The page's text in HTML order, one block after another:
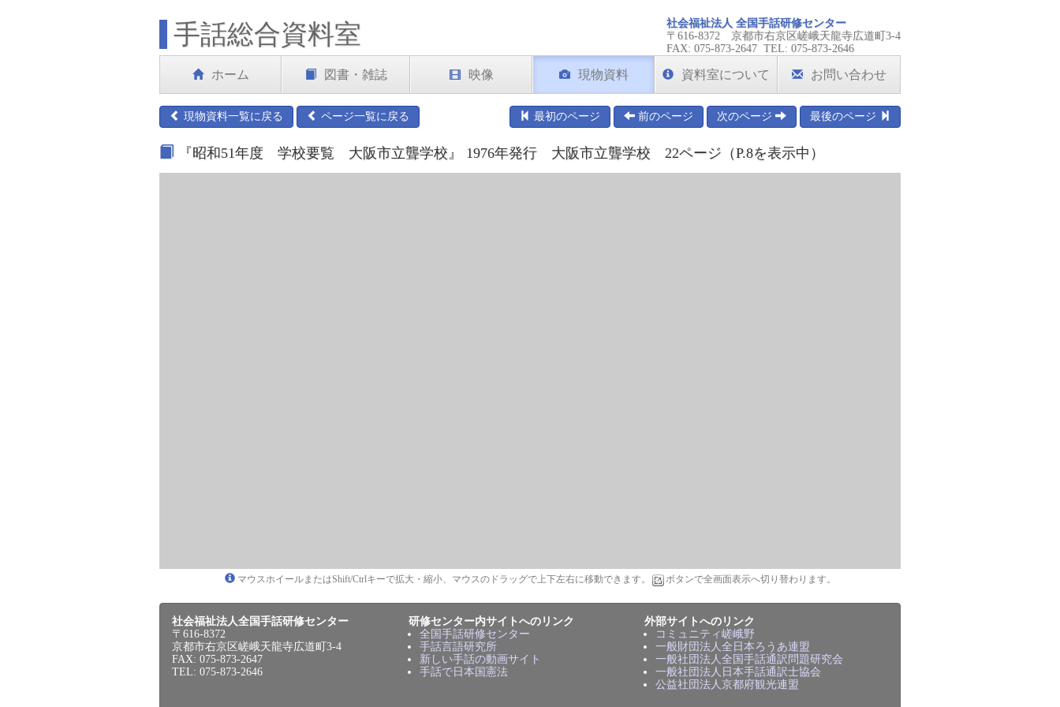
社会福祉法人 全国手話研修センター
〒616-8372 京都市右京区嵯峨天龍寺広道町3-4
FAX: 075-873-2647 TEL: 075-873-2646
手話総合資料室
ホーム 図書・雑誌 映像 現物資料 資料室について お問い合わせ
現物資料一覧に戻る ページ一覧に戻る 最初のページ 前のページ 次のページ 最後のページ
『昭和51年度 学校要覧 大阪市立聾学校』 1976年発行 大阪市立聾学校 22ページ（P.8を表示中）
マウスホイールまたはShift/Ctrlキーで拡大・縮小、マウスのドラッグで上下左右に移動できます。 ボタンで全画面表示へ切り替わります。
社会福祉法人全国手話研修センター
〒616-8372
京都市右京区嵯峨天龍寺広道町3-4
FAX: 075-873-2647
TEL: 075-873-2646
研修センター内サイトへのリンク
全国手話研修センター
手話言語研究所
新しい手話の動画サイト
手話で日本国憲法
外部サイトへのリンク
コミュニティ嵯峨野
一般財団法人全日本ろうあ連盟
一般社団法人全国手話通訳問題研究会
一般社団法人日本手話通訳士協会
公益社団法人京都府観光連盟